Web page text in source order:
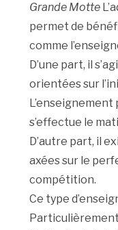
Grande Motte
permet de
comme
D’une part, il
orientées sur
s’effectue le
D’autre part, il
axées sur le
compétition.
Ce type